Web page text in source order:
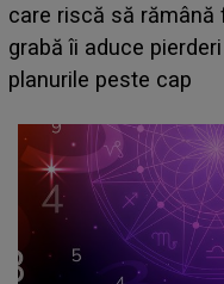
acum! În fața
face o MĂRTURISIRE
sa: "I-am spus și ei în